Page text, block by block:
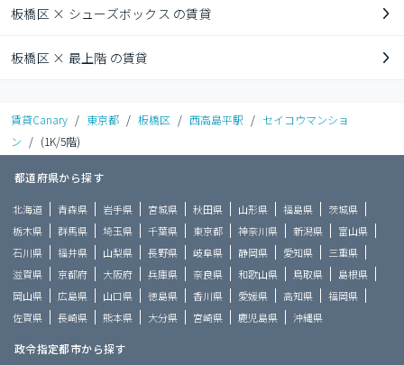
板橋区 × シューズボックス の賃貸
板橋区 × 最上階 の賃貸
賃貸Canary / 東京都 / 板橋区 / 西高島平駅 / セイコウマンショ
ン / (1K/5階)
都道府県から探す
北海道 青森県 岩手県 宮城県 秋田県 山形県 福島県
茨城県
栃木県
群馬県 埼玉県 千葉県 東京都 神奈川県 新潟県
富山県
石川県
福井県 山梨県 長野県 岐阜県 静岡県 愛知県
三重県
滋賀県
京都府 大阪府 兵庫県 奈良県 和歌山県 鳥取県
島根県
岡山県
広島県 山口県 徳島県 香川県 愛媛県 高知県
福岡県
佐賀県
長崎県 熊本県 大分県 宮崎県 鹿児島県 沖縄県
政令指定都市から探す